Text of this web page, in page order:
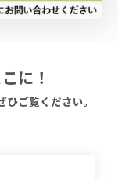
に！
ご覧ください。